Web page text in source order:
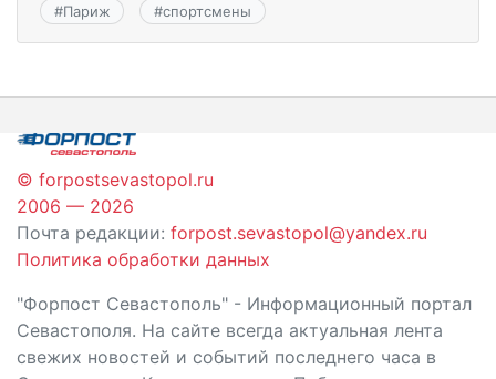
#Париж #спортсмены
© forpostsevastopol.ru
2006 — 2026
Почта редакции: forpost.sevastopol@yandex.ru
Политика обработки данных
"Форпост Севастополь" - Информационный портал
Севастополя. На сайте всегда актуальная лента
свежих новостей и событий последнего часа в